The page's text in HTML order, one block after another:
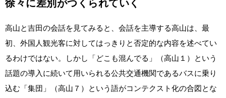
徐々に差別がつくられていく
高山と吉田の会話を見てみると、会話を主導する高山は、最
初、外国人観光客に対してはっきりと否定的な内容を述べてい
るわけではない。しかし「どこも混んでる」（高山１）という
話題の導入に続いて用いられる公共交通機関であるバスに乗り
込む「集団」（高山７）という語がコンテクスト化の合図とな